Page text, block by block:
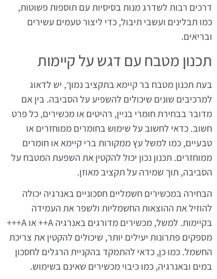
דרכים רבות לשדרג מנות בסיסיות עם תוספות פשוטות,
כמו תבלינים ועשבי תיבול, כדי ליצור טעמים עשירים
ובריאים.
תכנון מטבח עם דגש על קיימות
בעת תכנון מטבח בר קיימא בתקציב נמוך, יש לדאוג
למרכיבים שונים שיכולים להשפיע על הסביבה. בין אם
מדובר בבחירת חומרי בניין, רהיטים או מכשירים, כל פרט
חשוב. כדאי לחשוב על שימוש בחומרים ממוחזרים או
טבעיים, כמו למשל עץ ממקורות ברי קיימא או חומרים
ממוחזרים. תכנון נכון יכול להקטין את השפעת המטבח על
הסביבה, תוך שמירה על תקציב מאוזן.
הבחירה במכשירים חשמליים חסכוניים באנרגיה יכולה
להוזיל את ההוצאות החשמליות ולשפר את העמידה
בקיימות. למשל, מכשירים מדורגים באנרגיה A++ או A+++
מספקים פתרונות יעילים יותר, שיכולים להקטין את צריכת
החשמל. כמו כן, כדאי להתמקד בהקניית הרגלים לחסכון
במים ובאנרגיה, כמו כיבוי מכשירים שאינם בשימוש.